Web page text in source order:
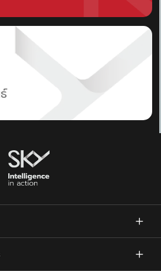
ความซับซ้อนของรายละเอียดที่
ารตกแต่งด้วยเฟอร์นิเจอร์น้อย
และใช้ลวดลายที่จำกัด ในขณะ
างที่เกิดจากธรรมชาติ ส่องเข้า
โล่ง และสบายตายิ่งขึ้น